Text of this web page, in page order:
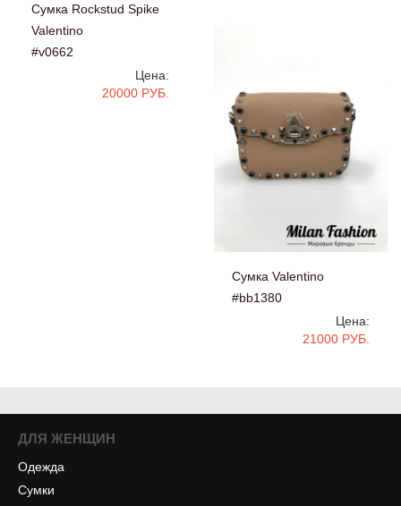
Сумка Rockstud Spike
Valentino
#v0662
Цена:
20000 РУБ.
Сумка Valentino
#bb1380
Цена:
21000 РУБ.
ДЛЯ ЖЕНЩИН
Одежда
Сумки